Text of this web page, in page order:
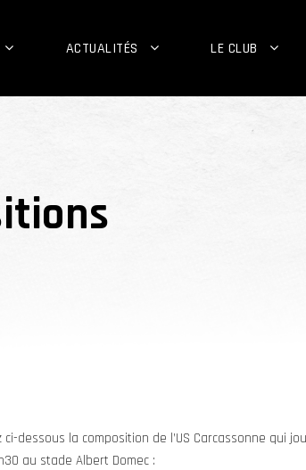
ACTUALITÉS LE CLUB
ci-dessous la composition de l’US Carcassonne qui
au stade Albert Domec :